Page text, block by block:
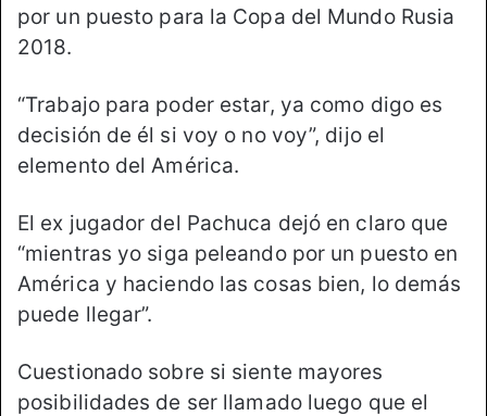
por un puesto para la Copa del Mundo Rusia
2018.
“Trabajo para poder estar, ya como digo es
decisión de él si voy o no voy”, dijo el
elemento del América.
El ex jugador del Pachuca dejó en claro que
“mientras yo siga peleando por un puesto en
América y haciendo las cosas bien, lo demás
puede llegar”.
Cuestionado sobre si siente mayores
posibilidades de ser llamado luego que el